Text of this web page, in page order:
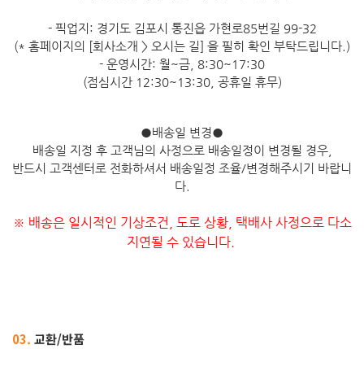
- 픽업지: 경기도 김포시 통진읍 가현로85번길 99-32
(* 홈페이지의 [회사소개 > 오시는 길] 을 필히 확인 부탁드립니다.)
- 운영시간: 월~금, 8:30~17:30
(점심시간 12:30~13:30, 공휴일 휴무)
●배송일 변경●
배송일 지정 후 고객님의 사정으로 배송일정이 변경될 경우,
반드시 고객센터로 전화하셔서 배송일정 조율/변경해주시기 바랍니
다.
※ 배송은 일시적인 기상조건, 도로 상황, 택배사 사정으로 다소
지연될 수 있습니다.
03. 교환/반품